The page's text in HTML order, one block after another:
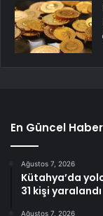
En Güncel
Ağustos 7, 2026
Kütahya’da
31 kişi yaralandı
Ağustos 7, 2026